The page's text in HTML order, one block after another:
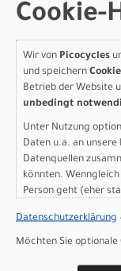
D-83607 Holzkirchen
Comp -
Cookie-
Wir von Picocycles
und speichern
Betrieb der Website
unbedingt
Unter Nutzung
Daten u.a. an
Datenquellen
könnten.
Person geht (eher
sind wie bei uns in
Datenschutzerklärung
Möchten Sie optionale